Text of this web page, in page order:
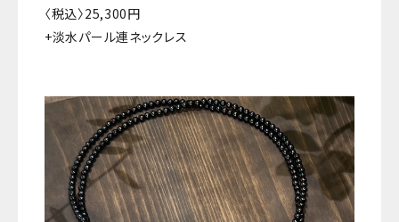
〈税込〉25,300円
+淡水パール連ネックレス